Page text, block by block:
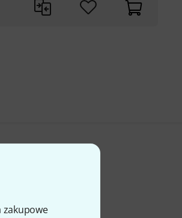
zakupowe